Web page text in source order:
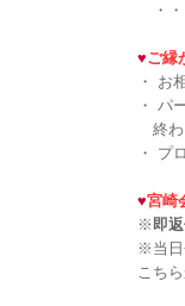
・・
♥ご縁
・ お
・ パ
終わ
・ プ
♥宮崎
※ 即
※当日
こち